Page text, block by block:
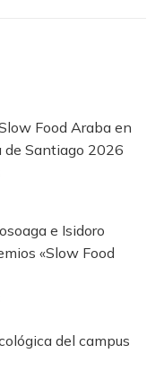
Food Araba en
de Santiago 2026
e Isidoro
«Slow Food
del campus